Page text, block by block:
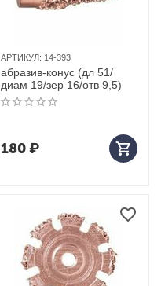
АРТИКУЛ: 14-393
абразив-конус (дл 51/
диам 19/зер 16/отв 9,5)
180₽